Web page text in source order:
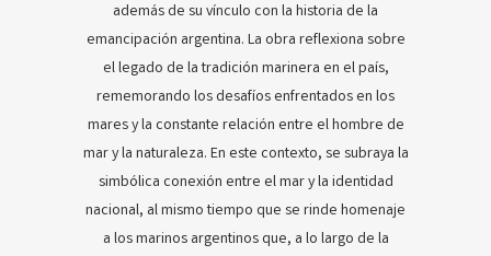
además de su vínculo con la historia de la
emancipación argentina. La obra reflexiona sobre
el legado de la tradición marinera en el país,
rememorando los desafíos enfrentados en los
mares y la constante relación entre el hombre de
mar y la naturaleza. En este contexto, se subraya la
simbólica conexión entre el mar y la identidad
nacional, al mismo tiempo que se rinde homenaje
a los marinos argentinos que, a lo largo de la